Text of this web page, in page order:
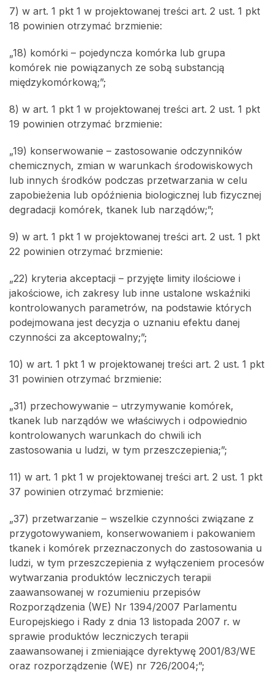
7) w art. 1 pkt 1 w projektowanej treści art. 2 ust. 1 pkt
18 powinien otrzymać brzmienie:
„18) komórki – pojedyncza komórka lub grupa
komórek nie powiązanych ze sobą substancją
międzykomórkową;”;
8) w art. 1 pkt 1 w projektowanej treści art. 2 ust. 1 pkt
19 powinien otrzymać brzmienie:
„19) konserwowanie – zastosowanie odczynników
chemicznych, zmian w warunkach środowiskowych
lub innych środków podczas przetwarzania w celu
zapobieżenia lub opóźnienia biologicznej lub fizycznej
degradacji komórek, tkanek lub narządów;”;
9) w art. 1 pkt 1 w projektowanej treści art. 2 ust. 1 pkt
22 powinien otrzymać brzmienie:
„22) kryteria akceptacji – przyjęte limity ilościowe i
jakościowe, ich zakresy lub inne ustalone wskaźniki
kontrolowanych parametrów, na podstawie których
podejmowana jest decyzja o uznaniu efektu danej
czynności za akceptowalny;”;
10) w art. 1 pkt 1 w projektowanej treści art. 2 ust. 1 pkt
31 powinien otrzymać brzmienie:
„31) przechowywanie – utrzymywanie komórek,
tkanek lub narządów we właściwych i odpowiednio
kontrolowanych warunkach do chwili ich
zastosowania u ludzi, w tym przeszczepienia;”;
11) w art. 1 pkt 1 w projektowanej treści art. 2 ust. 1 pkt
37 powinien otrzymać brzmienie:
„37) przetwarzanie – wszelkie czynności związane z
przygotowywaniem, konserwowaniem i pakowaniem
tkanek i komórek przeznaczonych do zastosowania u
ludzi, w tym przeszczepienia z wyłączeniem procesów
wytwarzania produktów leczniczych terapii
zaawansowanej w rozumieniu przepisów
Rozporządzenia (WE) Nr 1394/2007 Parlamentu
Europejskiego i Rady z dnia 13 listopada 2007 r. w
sprawie produktów leczniczych terapii
zaawansowanej i zmieniające dyrektywę 2001/83/WE
oraz rozporządzenie (WE) nr 726/2004;”;